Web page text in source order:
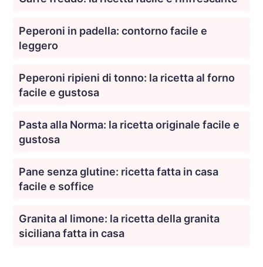
Peperoni in padella: contorno facile e
leggero
Peperoni ripieni di tonno: la ricetta al forno
facile e gustosa
Pasta alla Norma: la ricetta originale facile e
gustosa
Pane senza glutine: ricetta fatta in casa
facile e soffice
Granita al limone: la ricetta della granita
siciliana fatta in casa